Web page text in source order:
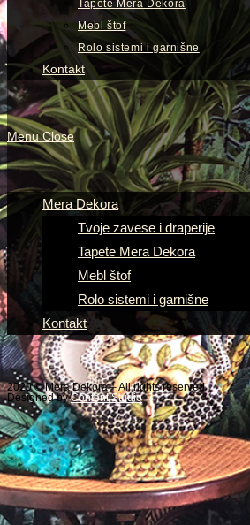
Tapete Mera Dekora
Mebl štof
Rolo sistemi i garnišne
Kontakt
Menu Close
Mera Dekora
Tvoje zavese i draperije
Tapete Mera Dekora
Mebl štof
Rolo sistemi i garnišne
Kontakt
2020 © Mera Dekora – All rights reserved
Designed byContent Studio